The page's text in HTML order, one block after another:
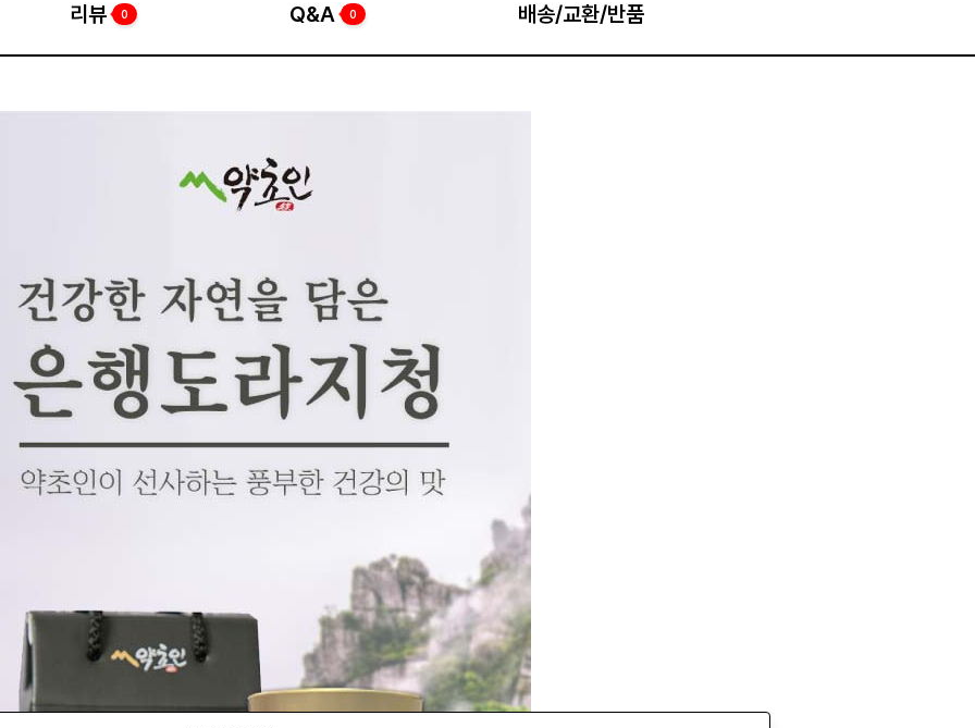
리뷰 0 Q&A 0 배송/교환/반품